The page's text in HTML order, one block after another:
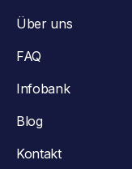
Über uns
FAQ
Infobank
Blog
Kontakt